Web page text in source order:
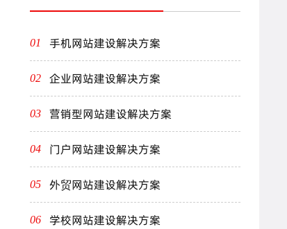
01 手机网站建设解决方案
02 企业网站建设解决方案
03 营销型网站建设解决方案
04 门户网站建设解决方案
05 外贸网站建设解决方案
06 学校网站建设解决方案